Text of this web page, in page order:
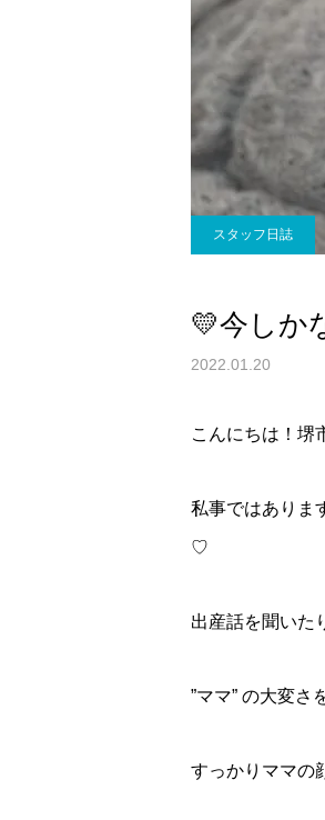
スタッフ日誌
💛今しか
2022.01.20
こんにちは！堺
私事ではありま
♡
出産話を聞いた
”ママ” の大変
すっかりママの